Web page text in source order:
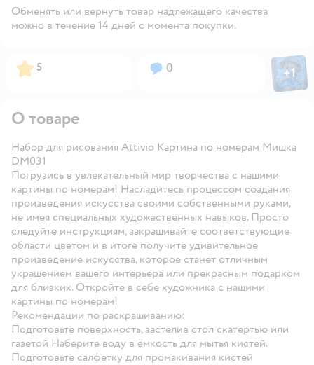
Обменять или вернуть товар надлежащего качества
можно в течение 14 дней с момента покупки.
Рейтинг:
5 Вопросов:
0 Фото
+1
О товаре
Набор для рисования Attivio Картина по номерам Мишка
DM031
Погрузись в увлекательный мир творчества с нашими
картины по номерам! Насладитесь процессом создания
произведения искусства своими собственными руками,
не имея специальных художественных навыков. Просто
следуйте инструкциям, закрашивайте соответствующие
области цветом и в итоге получите удивительное
произведение искусства, которое станет отличным
украшением вашего интерьера или прекрасным подарком
для близких. Откройте в себе художника с нашими
картины по номерам!
Рекомендации по раскрашиванию:
Подготовьте поверхность, застелив стол скатертью или
газетой Наберите воду в ёмкость для мытья кистей.
Подготовьте салфетку для промакивания кистей